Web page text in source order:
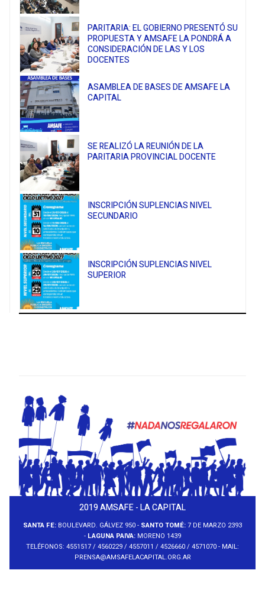
PARITARIA: EL GOBIERNO PRESENTÓ SU
PROPUESTA Y AMSAFE LA PONDRÁ A
CONSIDERACIÓN DE LAS Y LOS
DOCENTES
ASAMBLEA DE BASES DE AMSAFE LA
CAPITAL
SE REALIZÓ LA REUNIÓN DE LA
PARITARIA PROVINCIAL DOCENTE
INSCRIPCIÓN SUPLENCIAS NIVEL
SECUNDARIO
INSCRIPCIÓN SUPLENCIAS NIVEL
SUPERIOR
2019 AMSAFE - LA CAPITAL
SANTA FE: BOULEVARD. GÁLVEZ 950 - SANTO TOMÉ:7 DE MARZO 2393
- LAGUNA PAIVA: MORENO 1439
TELÉFONOS: 4551517 / 4560229 / 4557011 / 4526660 / 4571070 - MAIL:
PRENSA@AMSAFELACAPITAL.ORG.AR